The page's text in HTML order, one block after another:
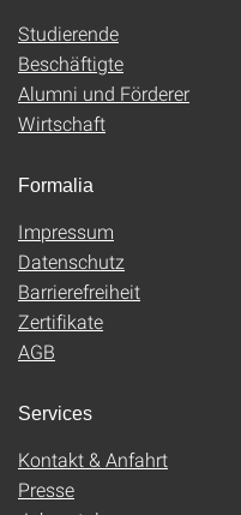
Studierende
Beschäftigte
Alumni und Förderer
Wirtschaft
Formalia
Impressum
Datenschutz
Barrierefreiheit
Zertifikate
AGB
Services
Kontakt & Anfahrt
Presse